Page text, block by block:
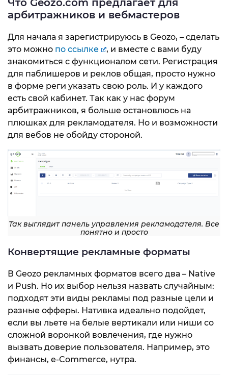
Что Geozo.com предлагает для
арбитражников и вебмастеров
Для начала я зарегистрируюсь в Geozo, – сделать
это можно по ссылке
, и вместе с вами буду
знакомиться с функционалом сети. Регистрация
для паблишеров и реклов общая, просто нужно
в форме реги указать свою роль. И у каждого
есть свой кабинет. Так как у нас форум
арбитражников, я больше остановлюсь на
плюшках для рекламодателя. Но и возможности
для вебов не обойду стороной.
Так выглядит панель управления рекламодателя. Все
понятно и просто
Конвертящие рекламные форматы
В Geozo рекламных форматов всего два – Native
и Push. Но их выбор нельзя назвать случайным:
подходят эти виды рекламы под разные цели и
разные офферы. Нативка идеально подойдет,
если вы льете на белые вертикали или ниши со
сложной воронкой вовлечения, где нужно
вызвать доверие пользователя. Например, это
финансы, e-Commerce, нутра.